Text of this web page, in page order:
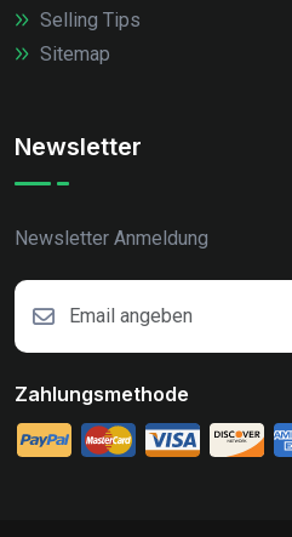
Selling Tips
Sitemap
Newsletter
Newsletter Anmeldung
Zahlungsmethode